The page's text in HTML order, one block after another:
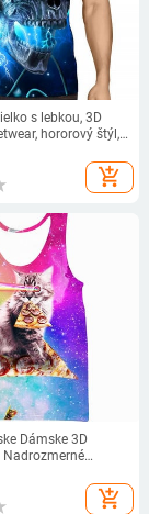
s lebkou, 3D
hororový štýl,
ležérne,
6XL, veľká add_shopping_cart
Dámske 3D
Nadrozmerné
Mačka Jesť
Športový
Tričká
add_shopping_cart